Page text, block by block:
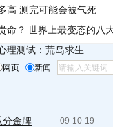
高 测完可能会被气死
命？ 世界上最变态的八
理测试：荒岛求生
网页 新闻
09-10-19
分金牌